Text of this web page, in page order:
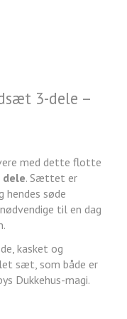
3-dele –
med dette flotte
. Sættet er
hendes søde
til en dag
kasket og
sæt, som både er
Dukkehus-magi.